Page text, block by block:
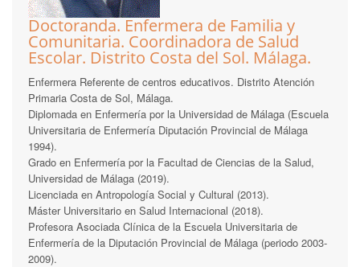
Doctoranda. Enfermera de Familia y
Comunitaria. Coordinadora de Salud
Escolar. Distrito Costa del Sol. Málaga.
Enfermera Referente de centros educativos. Distrito Atención
Primaria Costa de Sol, Málaga.
Diplomada en Enfermería por la Universidad de Málaga (Escuela
Universitaria de Enfermería Diputación Provincial de Málaga
1994).
Grado en Enfermería por la Facultad de Ciencias de la Salud,
Universidad de Málaga (2019).
Licenciada en Antropología Social y Cultural (2013).
Máster Universitario en Salud Internacional (2018).
Profesora Asociada Clínica de la Escuela Universitaria de
Enfermería de la Diputación Provincial de Málaga (periodo 2003-
2009).